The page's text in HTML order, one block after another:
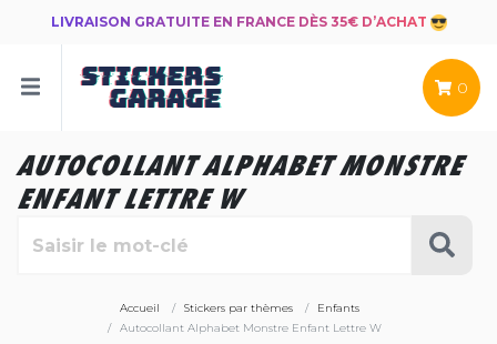
LIVRAISON GRATUITE EN FRANCE DÈS 35€ D’ACHAT
0
AUTOCOLLANT ALPHABET MONSTRE
ENFANT LETTRE W
Accueil Stickers par thèmes
Enfants
Autocollant Alphabet Monstre Enfant Lettre W